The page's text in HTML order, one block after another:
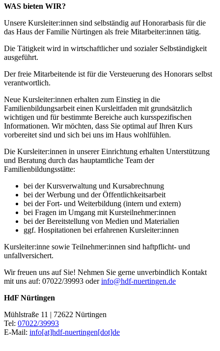
WAS bieten WIR?
Unsere Kursleiter:innen sind selbständig auf Honorarbasis für die
das Haus der Familie Nürtingen als freie Mitarbeiter:innen tätig.
Die Tätigkeit wird in wirtschaftlicher und sozialer Selbständigkeit
ausgeführt.
Der freie Mitarbeitende ist für die Versteuerung des Honorars selbst
verantwortlich.
Neue Kursleiter:innen erhalten zum Einstieg in die
Familienbildungsarbeit einen Kursleitfaden mit grundsätzlich
wichtigen und für bestimmte Bereiche auch kursspezifischen
Informationen. Wir möchten, dass Sie optimal auf Ihren Kurs
vorbereitet sind und sich bei uns im Haus wohlfühlen.
Die Kursleiter:innen in unserer Einrichtung erhalten Unterstützung
und Beratung durch das hauptamtliche Team der
Familienbildungsstätte:
bei der Kursverwaltung und Kursabrechnung
bei der Werbung und der Öffentlichkeitsarbeit
bei der Fort- und Weiterbildung (intern und extern)
bei Fragen im Umgang mit Kursteilnehmer:innen
bei der Bereitstellung von Medien und Materialien
ggf. Hospitationen bei erfahrenen Kursleiter:innen
Kursleiter:inne sowie Teilnehmer:innen sind haftpflicht- und
unfallversichert.
Wir freuen uns auf Sie! Nehmen Sie gerne unverbindlich Kontakt
mit uns auf: 07022/39993 oderinfo@hdf-nuertingen.de
HdF Nürtingen
Mühlstraße 11 | 72622 Nürtingen
Tel: 07022/39993
E-Mail: info[at]hdf-nuertingen[dot]de